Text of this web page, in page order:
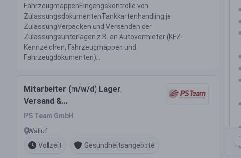
FahrzeugmappenEingangskontrolle von
ZulassungsdokumentenTankkartenhandling je
ZulassungVerpacken und Versenden der
Zulassungsunterlagen z.B. an Autovermieter (KFZ-
Kennzeichen, Fahrzeugmappen und
Fahrzeugdokumenten)...
Mitarbeiter (m/w/d) Lager,
Versand &
Dokumentenbearbeitung /
PS Team GmbH
Walluf
Vollzeit
Gesundheitsangebote